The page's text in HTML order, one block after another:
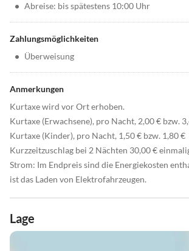
• Abreise: bis spätestens 10:00 Uhr
Zahlungsmöglichkeiten
• Überweisung
Anmerkungen
Kurtaxe wird vor Ort erhoben.
Kurtaxe (Erwachsene), pro Nacht, 2,00 € bzw.
Kurtaxe (Kinder), pro Nacht, 1,50 € bzw. 1,80 €
Kurzzeitzuschlag bei 2 Nächten 30,00 €
Strom: Im Endpreis sind die Energiekosten
ist das Laden von Elektrofahrzeugen.
Lage